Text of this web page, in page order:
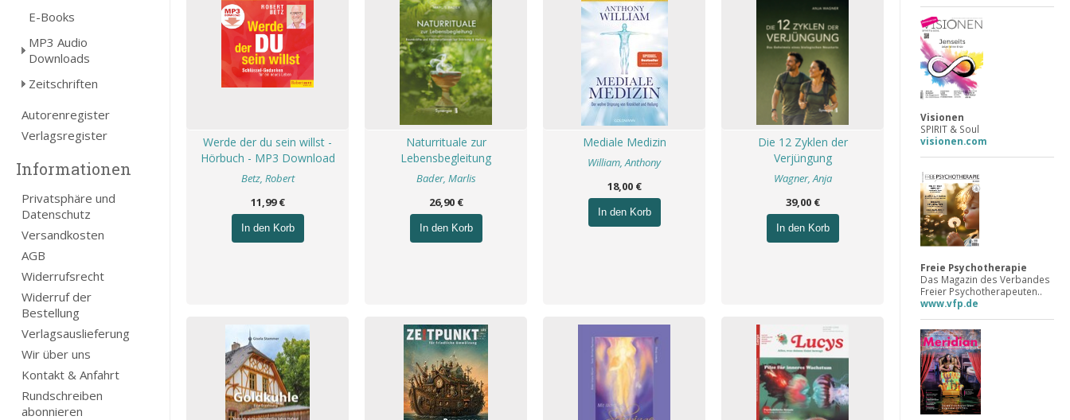
E-Books
MP3 Audio
Downloads
Zeitschriften
Autorenregister
Verlagsregister
Informationen
Privatsphäre und
Datenschutz
Versandkosten
AGB
Widerrufsrecht
Widerruf der
Bestellung
Verlagsauslieferung
Wir über uns
Kontakt & Anfahrt
Rundschreiben
abonnieren
Werde der du sein willst -
Hörbuch - MP3 Download
Betz, Robert
11,99 €
In den Korb
Naturrituale zur
Lebensbegleitung
Bader, Marlis
26,90 €
In den Korb
Mediale Medizin
William, Anthony
18,00 €
In den Korb
Die 12 Zyklen der
Verjüngung
Wagner, Anja
39,00 €
In den Korb
Visionen
SPIRIT & Soul
visionen.com
Freie Psychotherapie
Das Magazin des Verbandes
Freier Psychotherapeuten..
www.vfp.de